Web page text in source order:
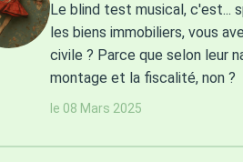
Le blind test musical, c'est...
les biens immobiliers, vous
civile ? Parce que selon leur
montage et la fiscalité, non ?
le 08 Mars 2025